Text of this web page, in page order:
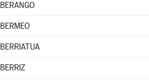
BERANGO
BERMEO
BERRIATUA
BERRIZ